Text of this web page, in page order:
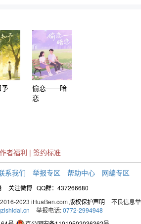
偷恋——暗
恋
作者福利 | 签约标准
系我们 举报专区 帮助中心 网编专区
关注微博 QQ群：437266680
2023 iHuaBen.com 版权保护声明
不良信息举
举报电话: 0772-2994948